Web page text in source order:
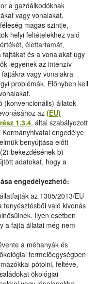
a gazdálkodóknak
vagy vonalakat,
magas szintje,
helyi feltételekhez való
élettartamát,
és a vonalakat úgy
legyenek az intenzív
vagy vonalakra
problémák. Előnyben kell
(konvencionális) állatok
az (EU)
1.3.4. által szabályozott
engedélye
benyújtása előtt
bekezdésének b)
adatokat, hogy a
engedélyezhető:
az 1305/2013/EU
tenyésztésből való kivonás
Ilyen esetben
a fajta állatai még nem
a méhanyák és
termelőegységben
pótolni, feltéve,
ökológiai